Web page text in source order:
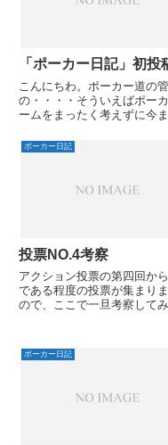
「ポーカー日記」初投
こんにちわ。ポーカー道の
の・・・・そういえばポー
ームをまったく考えずに今ま
始めたので本名でやっていく
いですよね。ということでポ
ポーカー日記
投票NO.4考察
アクション投票の第四回か
である程度の投票が集まり
ので、ここで一旦考察してみ
ちら
ポーカー日記